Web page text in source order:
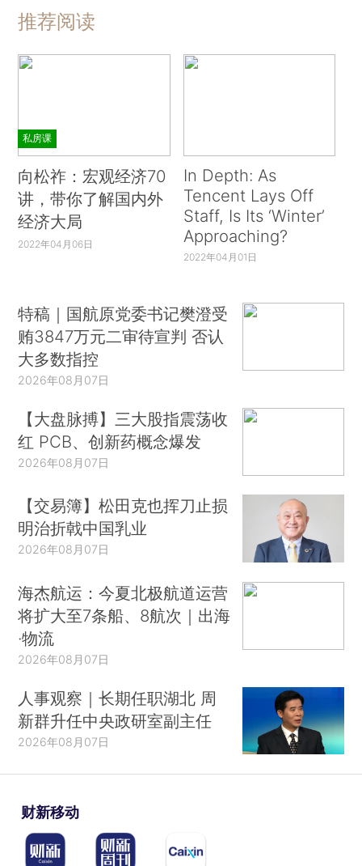
推荐阅读
私房课
向松祚：宏观经济70
讲，带你了解国内外
经济大局
2022年04月06日
In Depth: As
Tencent Lays Off
Staff, Is Its ‘Winter’
Approaching?
2022年04月01日
特稿｜国航原党委书记樊澄受
贿3847万元二审待宣判 否认
大多数指控
2026年08月07日
【大盘脉搏】三大股指震荡收
红 PCB、创新药概念爆发
2026年08月07日
【交易簿】松田克也挥刀止损
明治折戟中国乳业
2026年08月07日
海杰航运：今夏北极航道运营
将扩大至7条船、8航次｜出海
·物流
2026年08月07日
人事观察｜长期任职湖北 周
新群升任中央政研室副主任
2026年08月07日
财新移动